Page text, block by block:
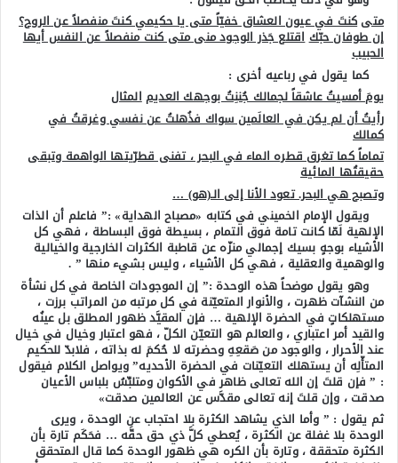
متىكنتَ في عيون العشاق خفيّاً متى يا حكيمي كنتَ منفصلاً عن الروح؟
إن طوفان حبّكاقتلع جَذر الوجود منى متى كنت منفصلاً عن النفس أيها
الحبيب
كما يقول في رباعيه أخرى :
يومَ أمسيتُ عاشقاً لجمالك جُننِتُ بوجهك العديمالمثال
رأيتُ أن لم يكن في العالَمين سواك فذُهلتُ عن نفسي وغرقتُ في
كمالك
تماماً كما تغرق قطره الماء في البحر ، تفنى قطرّيتها الواهمة وتبقى
حقيقتُها المائية
وتصبح هي البحر. تعود الأنا إلى الـ(هو) …
ويقول الإمام الخميني في كتابه «مصباح الهداية» :” فاعلم أن الذات
الإلهية لَمّا كانت تامة فوق التمام ، بسيطة فوق البساطة ، فهي كل
الأشياء بوجهٍ بسيك إجمالي منزّه عن قاطبة الكثرات الخارجية والخيالية
والوهمية والعقلية ، فهي كل الأشياء ، وليس بشيء منها ” .
وهو يقول موضحاً هذه الوحدة :” إن الموجودات الخاصة في كل نشأة
من النشآت ظهرت ، والأنوار المتعيّنة في كل مرتبه من المراتب برزت ،
مستهلكاتٍ في الحضرة الإلهية … فإن المقيَّد ظهور المطلق بل عينُه
والقيد أمر اعتباري ، والعالم هو التعيّن الكلّ ، فهو اعتبار وخيال في خيال
عند الأحرار ، والوجود من صَقعِهِ وحضرته لا حُكمَ له بذاته ، فلابدّ للحكيم
المتأّلِه أن يستهلك التعيّنات في الحضرة الأحديه” ويواصل الكلام فيقول
: ” فإن قلتَ إن الله تعالى ظاهر في الأكوان ومتلبِّسُ بلباس الأعيان
صدقت ، وإن قلتَ إنه تعالى مقدَّس عن العالمين صدقت»
ثم يقول : ” وأما الذي يشاهد الكثرة بلا احتجاب عن الوحدة ، ويرى
الوحدة بلا غفلة عن الكثرة ، يُعطي كلَّ ذي حق حقَّه … فحَكَم تارة بأن
الكثرة متحققة ، وتارة بأن الكره هي ظهور الوحدة كما قال المتحقق